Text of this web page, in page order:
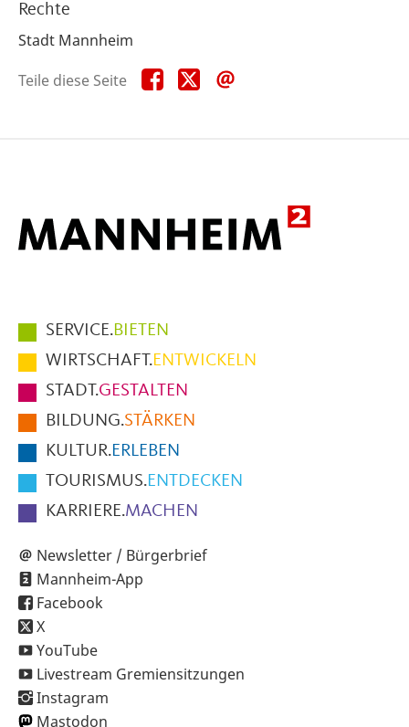
Rechte
Stadt Mannheim
Teile diese Seite
Teile
diese
Teile
diese
Hauptmenüpunkte
im
Fußbereich
der
Seite
SERVICE.BIETEN
WIRTSCHAFT.ENTWICKELN
STADT.GESTALTEN
BILDUNG.STÄRKEN
KULTUR.ERLEBEN
TOURISMUS.ENTDECKEN
KARRIERE.MACHEN
Newsletter / Bürgerbrief
Mannheim-App
Facebook
X
YouTube
Livestream Gremiensitzungen
Instagram
Mastodon